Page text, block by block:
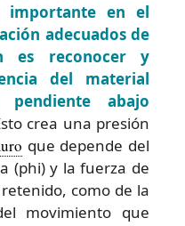
importante en el
adecuados de
es reconocer y
del material
abajo
crea una presión
que depende del
(phi) y la fuerza de
como de la
movimiento que